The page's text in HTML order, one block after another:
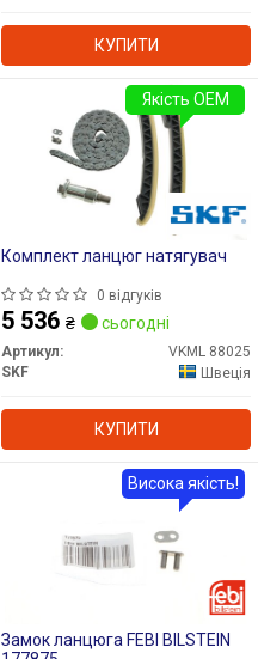
КУПИТИ
Комплект ланцюг натягувач
0 відгуків
5 536 ₴ сьогодні
Артикул:
VKML 88025
SKF
Швеція
КУПИТИ
Якість OEM
Замок ланцюга FEBI BILSTEIN
Висока якість!